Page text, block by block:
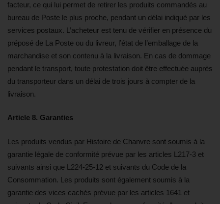
facteur, ce qui lui permet de retirer les produits commandés au
bureau de Poste le plus proche, pendant un délai indiqué par les
services postaux. L’acheteur est tenu de vérifier en présence du
préposé de La Poste ou du livreur, l’état de l’emballage de la
marchandise et son contenu à la livraison. En cas de dommage
pendant le transport, toute protestation doit être effectuée auprès
du transporteur dans un délai de trois jours à compter de la
livraison.
Article 8. Garanties
Les produits vendus par Histoire de Chanvre sont soumis à la
garantie légale de conformité prévue par les articles L217-3 et
suivants ainsi que L224-25-12 et suivants du Code de la
Consommation. Les produits sont également soumis à la
garantie des vices cachés prévue par les articles 1641 et